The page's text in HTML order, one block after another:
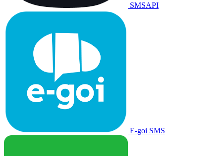
SMSAPI
E-goi SMS